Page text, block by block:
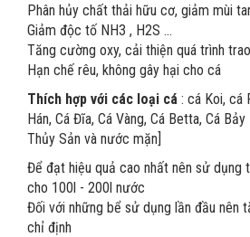
Phân hủy chất thải hữu cơ, giảm mùi
Giảm độc tố NH3 , H2S ...
Tăng cường oxy, cải thiện quá trình
Hạn chế rêu, không gây hại cho cá
Thích hợp với các loại cá : cá Koi, cá
Hán, Cá Đĩa, Cá Vàng, Cá Betta, Cá
Thủy Sản và nước mặn]
Để đạt hiệu quả cao nhất nên sử dụng
cho 100l - 200l nước
Đối với những bể sử dụng lần đầu nên
chỉ định